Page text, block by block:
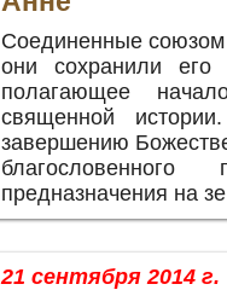
Соединенные
они сохранили его
полагающее
священной
завершению
предназначения на
21 сентября 2014 г.